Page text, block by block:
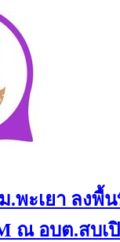
.พะเยา ลงพื้
ณ อบต.สบเ